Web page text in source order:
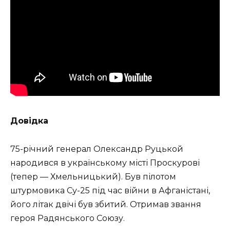
Довідка
75-річний генерал Олександр Руцькой
народився в українському місті Проскурові
(тепер — Хмельницький). Був пілотом
штурмовика Су-25 під час війни в Афганістані,
його літак двічі був збитий. Отримав звання
героя Радянського Союзу.